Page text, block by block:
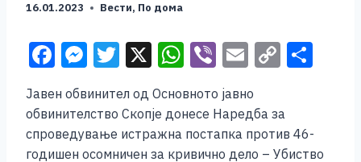
16.01.2023 Вести, По дома
F
c
e
M
ss
e
T
tt
er
X W
at
s
Vi
b
er
E
ai
l
C
p
y e
Јавен обвинител од Основното јавно
обвинителство Скопје донесе Наредба за
спроведување истражна постапка против 46-
годишен осомничен за кривично дело – Убиство